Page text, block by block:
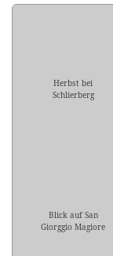
Herbst bei
Schlierberg
Blick auf San
Giorggio Magiore